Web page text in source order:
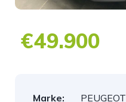
€49.900
Marke:
PEUGEOT